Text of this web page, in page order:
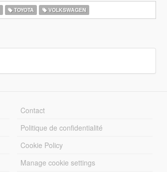
TOYOTA VOLKSWAGEN
Contact
Politique de confidentialité
Cookie Policy
Manage cookie settings